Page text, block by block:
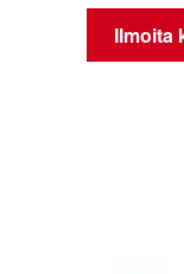
Ilmoita